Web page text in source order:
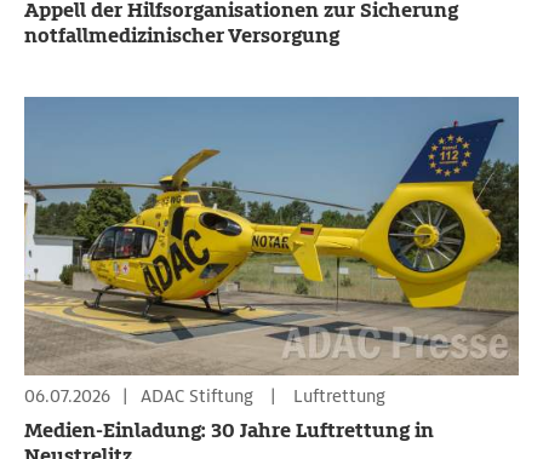
Appell der Hilfsorganisationen zur Sicherung
notfallmedizinischer Versorgung
06.07.2026 | ADAC Stiftung | Luftrettung
Medien-Einladung: 30 Jahre Luftrettung in